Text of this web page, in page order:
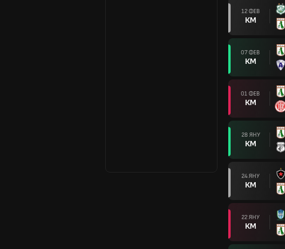
12 ФЕВ
КМ
07 ФЕВ
КМ
01 ФЕВ
КМ
28 ЯНУ
КМ
24 ЯНУ
КМ
22 ЯНУ
КМ